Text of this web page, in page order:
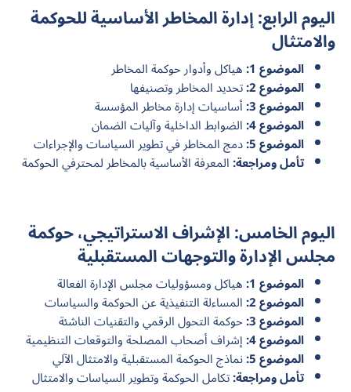
اليوم الرابع: إدارة المخاطر الأساسية للحوكمة
والامتثال
الموضوع 1: هياكل وأدوار حوكمة المخاطر
الموضوع 2: تحديد المخاطر وتصنيفها
الموضوع 3: أساسيات إدارة مخاطر المؤسسة
الموضوع 4: الضوابط الداخلية وآليات الضمان
الموضوع 5: دمج المخاطر في تطوير السياسات والإجراءات
تأمل ومراجعة:المعرفة الأساسية بالمخاطر لمحترفي الحوكمة
اليوم الخامس: الإشراف الاستراتيجي، حوكمة
مجلس الإدارة والتوجهات المستقبلية
الموضوع 1: هياكل ومسؤوليات مجلس الإدارة الفعالة
الموضوع 2: المساءلة التنفيذية عن الحوكمة والسياسات
الموضوع 3: حوكمة التحول الرقمي والتقنيات الناشئة
الموضوع 4: إشراف أصحاب المصلحة والتوقعات التنظيمية
الموضوع 5: نماذج الحوكمة المستقبلية والامتثال الآلي
تأمل ومراجعة:تكامل الحوكمة وتطوير السياسات والامتثال